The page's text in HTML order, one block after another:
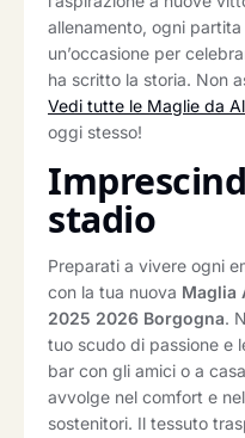
allenamento, ogni
un’occasione per
ha scritto la storia. Non
Vedi tutte le Maglie da
oggi stesso!
stadio
Preparati a vivere ogni
con la tua nuova Maglia
2025 2026 Borgogna.
tuo scudo di passione e
bar con gli amici o a
avvolge nel comfort e
sostenitori. Il tessuto